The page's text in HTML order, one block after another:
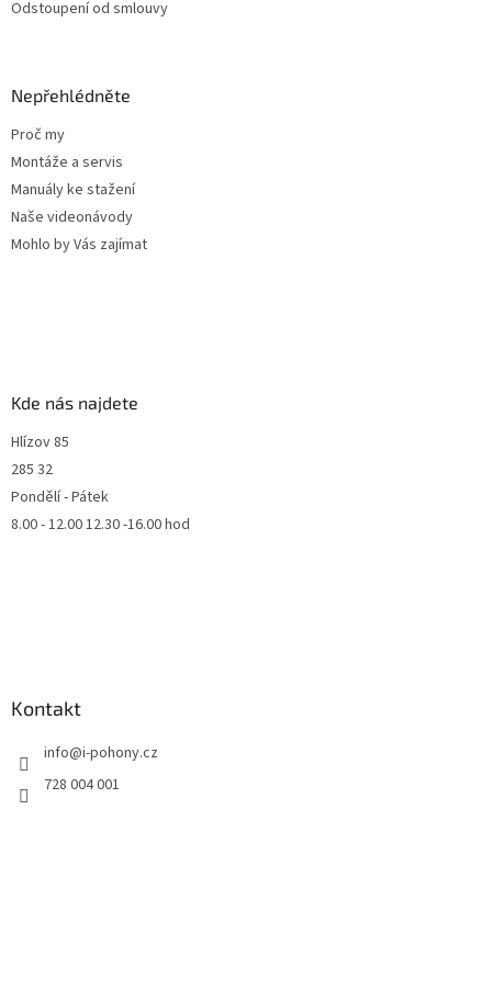
Odstoupení od smlouvy
Nepřehlédněte
Proč my
Montáže a servis
Manuály ke stažení
Naše videonávody
Mohlo by Vás zajímat
Kde nás najdete
Hlízov 85
285 32
Pondělí - Pátek
8.00 - 12.00 12.30 -16.00 hod
Kontakt
info@i-pohony.cz
728 004 001